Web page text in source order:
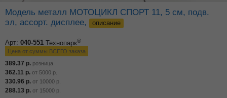
Модель металл МОТОЦИКЛ СПОРТ 11, 5 см, подв.
эл, ассорт. дисплее,
описание
Арт: 040-551 Технопарк®
Цена от суммы ВСЕГО заказа
389.37 р. розница
362.11 р. от 5000 р.
330.96 р. от 10000 р.
288.13 р. от 15000 р.